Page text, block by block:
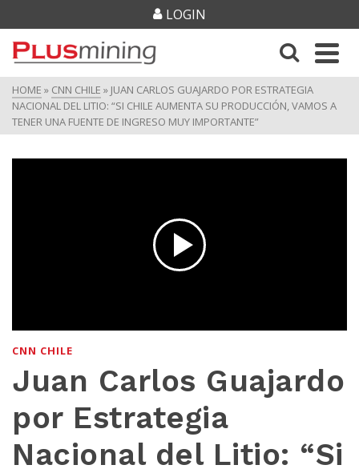
LOGIN
HOME » CNN CHILE » JUAN CARLOS GUAJARDO POR ESTRATEGIA
NACIONAL DEL LITIO: “SI CHILE AUMENTA SU PRODUCCIÓN, VAMOS A
TENER UNA FUENTE DE INGRESO MUY IMPORTANTE”
CNN CHILE
Juan Carlos Guajardo
por Estrategia
Nacional del Litio: “Si